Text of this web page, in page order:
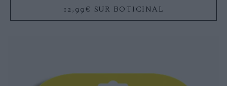
12,99€ SUR BOTICINAL